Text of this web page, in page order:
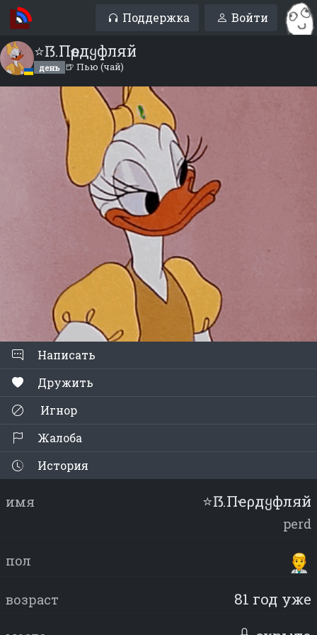
Поддержка Войти
⭐ẞ.Пҽρдყфляй
день 🍺 Пью (чай)
Написать
Дружить
Игнор
Жалоба
История
имя ⭐ẞ.Пҽρдყфляй
perd
пол
возраст 81 год уже